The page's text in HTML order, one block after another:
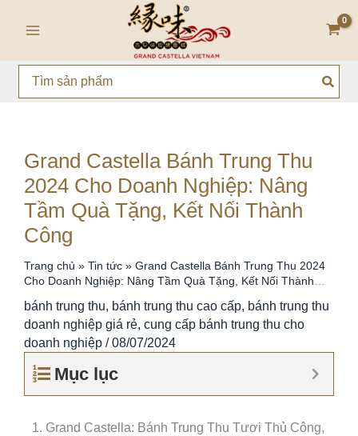
dung
for:
Grand Castella Bánh Trung Thu
2024 Cho Doanh Nghiệp: Nâng
Tầm Quà Tặng, Kết Nối Thành
Công
Trang chủ » Tin tức » Grand Castella Bánh Trung Thu 2024
Cho Doanh Nghiệp: Nâng Tầm Quà Tặng, Kết Nối Thành
bánh trung thu, bánh trung thu cao cấp, bánh trung thu
doanh nghiệp giá rẻ, cung cấp bánh trung thu cho
doanh nghiệp /08/07/2024
Mục lục
1. Grand Castella: Bánh Trung Thu Tươi Thủ Công,